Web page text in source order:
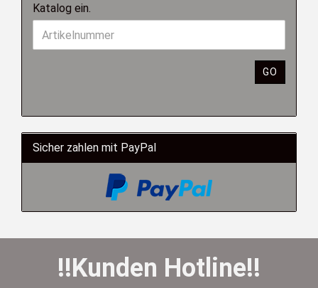
Katalog ein.
GO
Sicher zahlen mit PayPal
!!Kunden Hotline!!